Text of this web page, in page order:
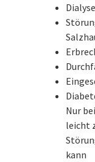
Dialyse
Nur
leicht
kann